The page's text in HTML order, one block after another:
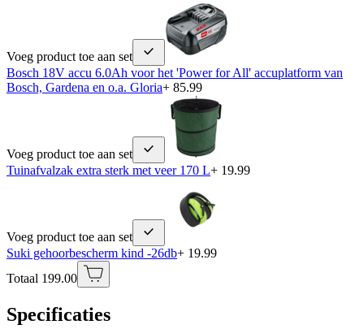
Voeg product toe aan set
Bosch 18V accu 6.0Ah voor het 'Power for All' accuplatform van
Bosch, Gardena en o.a. Gloria+ 85.99
Voeg product toe aan set
Tuinafvalzak extra sterk met veer 170 L+ 19.99
Voeg product toe aan set
Suki gehoorbescherm kind -26db+ 19.99
Totaal 199.00
Specificaties